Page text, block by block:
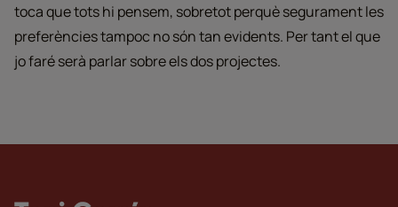
toca que tots hi pensem, sobretot perquè segurament les
preferències tampoc no són tan evidents. Per tant el que
jo faré serà parlar sobre els dos projectes.